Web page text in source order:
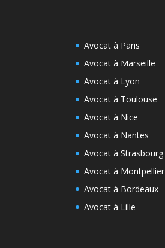
Avocat à Paris
Avocat à Marseille
Avocat à Lyon
Avocat à Toulouse
Avocat à Nice
Avocat à Nantes
Avocat à Strasbourg
Avocat à Montpellier
Avocat à Bordeaux
Avocat à Lille